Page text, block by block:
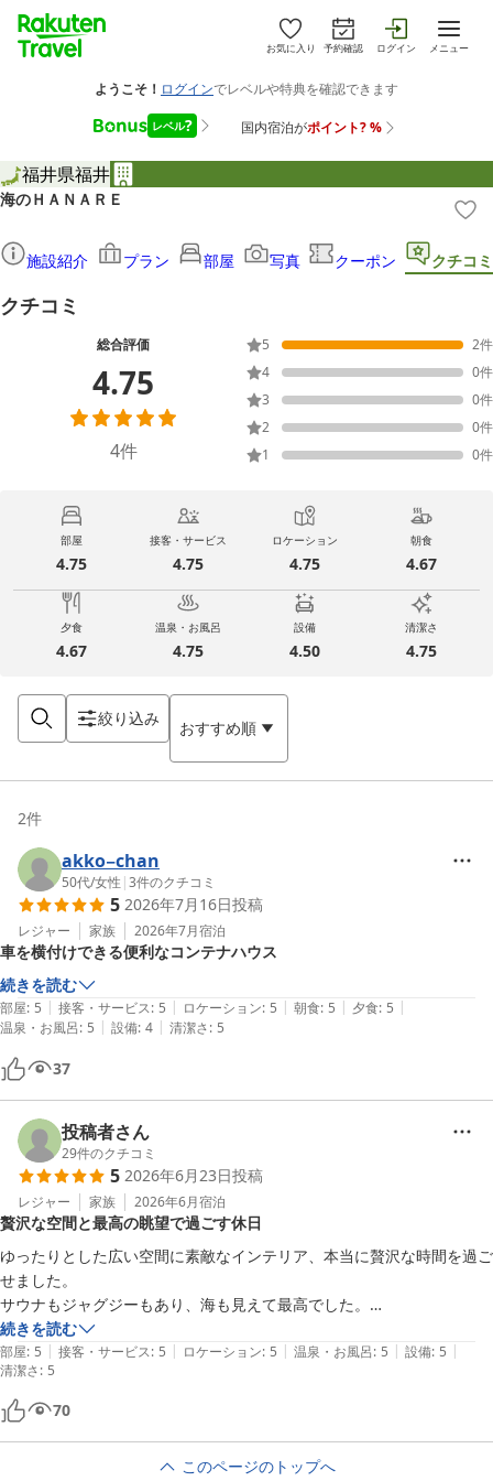
お気に入り 予約確認 ログイン メニュー
福井県福井
海のＨＡＮＡＲＥ
施設紹介 プラン 部屋 写真 クーポン クチコミ
クチコミ
総合評価
4.75
4件
5 2件
4
0件
3
0件
2
0件
1
0件
部屋
4.75
接客・サービス
4.75
ロケーション
4.75
朝食
4.67
夕食
4.67
温泉・お風呂
4.75
設備
4.50
清潔さ
4.75
絞り込み おすすめ順
2件
akko−chan
50代/女性 |3件のクチコミ
5 2026年7月16日投稿
レジャー 家族 2026年7月宿泊
車を横付けできる便利なコンテナハウス
続きを読む
部屋: 5 | 接客・サービス: 5 | ロケーション: 5 | 朝食: 5 | 夕食: 5 |
温泉・お風呂: 5 | 設備: 4 | 清潔さ: 5
37
投稿者さん
29件のクチコミ
5 2026年6月23日投稿
レジャー 家族 2026年6月宿泊
贅沢な空間と最高の眺望で過ごす休日
ゆったりとした広い空間に素敵なインテリア、本当に贅沢な時間を過ご
せました。
サウナもジャグジーもあり、海も見えて最高でした。
歩いて本館の温泉に行きましたが、素朴ないい温泉でした。
続きを読む
部屋: 5 | 接客・サービス: 5 | ロケーション: 5 | 温泉・お風呂: 5 | 設備: 5 |
清潔さ: 5
70
このページのトップへ